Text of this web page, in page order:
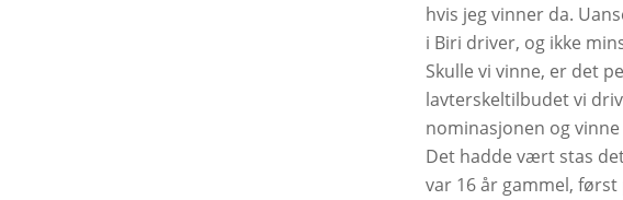
hvis jeg vinner da.
i Biri driver, og ikke
Skulle vi vinne, er det
lavterskeltilbudet vi
nominasjonen og
Det hadde vært stas
var 16 år gammel,